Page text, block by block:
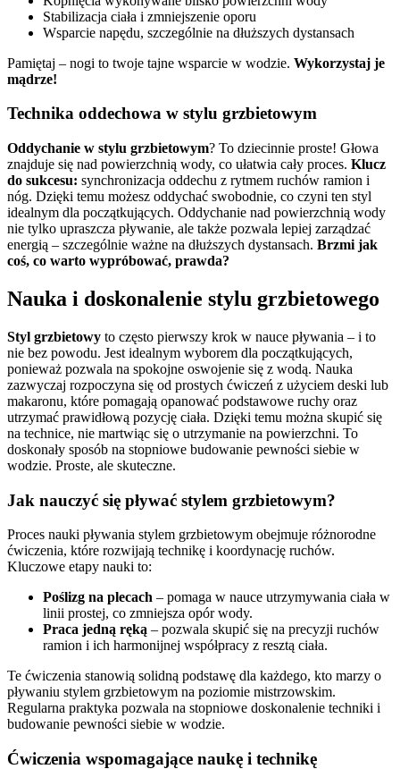
Stabilizacja ciała i zmniejszenie oporu
Wsparcie napędu, szczególnie na dłuższych dystansach
Pamiętaj – nogi to twoje tajne wsparcie w wodzie. Wykorzystaj je
mądrze!
Technika oddechowa w stylu grzbietowym
Oddychanie w stylu grzbietowym? To dziecinnie proste! Głowa
znajduje się nad powierzchnią wody, co ułatwia cały proces. Klucz
do sukcesu: synchronizacja oddechu z rytmem ruchów ramion i
nóg. Dzięki temu możesz oddychać swobodnie, co czyni ten styl
idealnym dla początkujących. Oddychanie nad powierzchnią wody
nie tylko upraszcza pływanie, ale także pozwala lepiej zarządzać
energią – szczególnie ważne na dłuższych dystansach. Brzmi jak
coś, co warto wypróbować, prawda?
Nauka i doskonalenie stylu grzbietowego
Styl grzbietowy to często pierwszy krok w nauce pływania – i to
nie bez powodu. Jest idealnym wyborem dla początkujących,
ponieważ pozwala na spokojne oswojenie się z wodą. Nauka
zazwyczaj rozpoczyna się od prostych ćwiczeń z użyciem deski lub
makaronu, które pomagają opanować podstawowe ruchy oraz
utrzymać prawidłową pozycję ciała. Dzięki temu można skupić się
na technice, nie martwiąc się o utrzymanie na powierzchni. To
doskonały sposób na stopniowe budowanie pewności siebie w
wodzie. Proste, ale skuteczne.
Jak nauczyć się pływać stylem grzbietowym?
Proces nauki pływania stylem grzbietowym obejmuje różnorodne
ćwiczenia, które rozwijają technikę i koordynację ruchów.
Kluczowe etapy nauki to:
Poślizg na plecach – pomaga w nauce utrzymywania ciała w
linii prostej, co zmniejsza opór wody.
Praca jedną ręką – pozwala skupić się na precyzji ruchów
ramion i ich harmonijnej współpracy z resztą ciała.
Te ćwiczenia stanowią solidną podstawę dla każdego, kto marzy o
pływaniu stylem grzbietowym na poziomie mistrzowskim.
Regularna praktyka pozwala na stopniowe doskonalenie techniki i
budowanie pewności siebie w wodzie.
Ćwiczenia wspomagające naukę i technikę